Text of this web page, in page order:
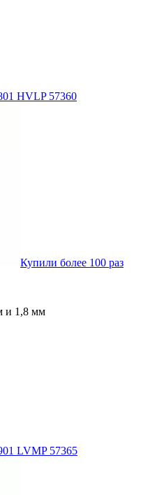
HVLP 57360
Купили более 100 раз
и 1,8 мм
LVMP 57365